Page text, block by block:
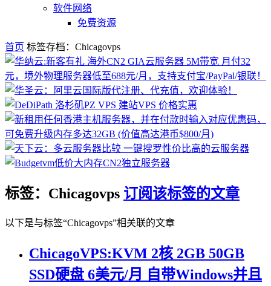
软件网络
免费资源
首页 标签存档：Chicagovps
标签：Chicagovps 订阅该标签的文章
以下是与标签“Chicagovps”相关联的文章
ChicagoVPS:KVM 2核 2GB 50GB
SSD硬盘 6美元/月 自带Windows并且